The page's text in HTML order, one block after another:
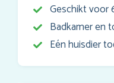
Geschikt voor
Badkamer en
Eén huisdier